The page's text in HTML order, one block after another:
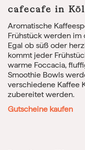
cafecafe in
Aromatische
Frühstück werden
Egal ob süß oder
kommt jeder
warme Foccacia,
Smoothie Bowls
verschiedene Kaffee
zubereitet werden.
Gutscheine kaufen